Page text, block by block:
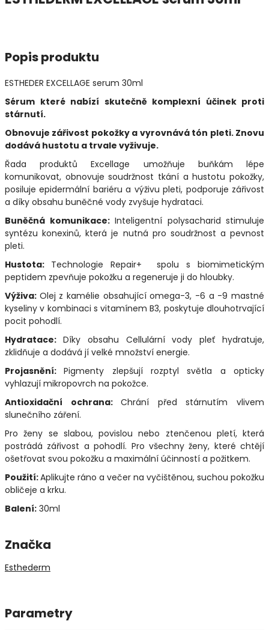
Popis produktu
ESTHEDER EXCELLAGE serum 30ml
Sérum které nabízí skutečně komplexní účinek proti
stárnutí.
Obnovuje zářivost pokožky a vyrovnává tón pleti. Znovu
dodává hustotu a trvale vyživuje.
Řada produktů Excellage umožňuje buňkám lépe
komunikovat, obnovuje soudržnost tkání a hustotu pokožky,
posiluje epidermální bariéru a výživu pleti, podporuje zářivost
a díky obsahu buněčné vody zvyšuje hydrataci.
Buněčná komunikace:Inteligentní polysacharid stimuluje
syntézu konexinů, která je nutná pro soudržnost a pevnost
pleti.
Hustota: Technologie Repair+ spolu s biomimetickým
peptidem zpevňuje pokožku a regeneruje ji do hloubky.
Výživa: Olej z kamélie obsahující omega-3, -6 a -9 mastné
kyseliny v kombinaci s vitamínem B3, poskytuje dlouhotrvající
pocit pohodlí.
Hydratace: Díky obsahu Cellulární vody pleť hydratuje,
zklidňuje a dodává jí velké množství energie.
Projasnění:Pigmenty zlepšují rozptyl světla a opticky
vyhlazují mikropovrch na pokožce.
Antioxidační ochrana:Chrání před stárnutím vlivem
slunečního záření.
Pro ženy se slabou, povislou nebo ztenčenou pletí, která
postrádá zářivost a pohodlí. Pro všechny ženy, které chtějí
ošetřovat svou pokožku a maximální účinností a požitkem.
Použití:Aplikujte ráno a večer na vyčištěnou, suchou pokožku
obličeje a krku.
Balení: 30ml
Značka
Esthederm
Parametry